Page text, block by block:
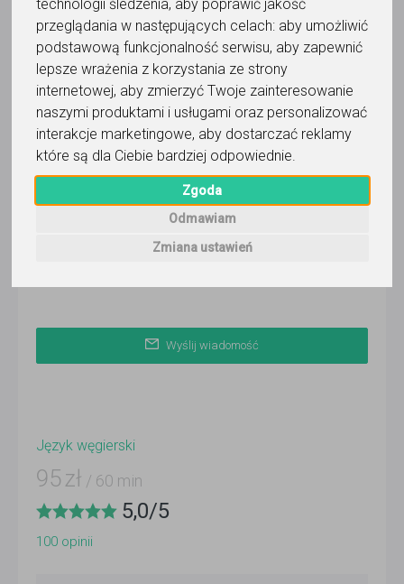
technologii śledzenia, aby poprawić jakość
przeglądania w następujących celach: aby umożliwić
podstawową funkcjonalność serwisu, aby zapewnić
lepsze wrażenia z korzystania ze strony
internetowej, aby zmierzyć Twoje zainteresowanie
naszymi produktami i usługami oraz personalizować
interakcje marketingowe, aby dostarczać reklamy
które są dla Ciebie bardziej odpowiednie.
Zgoda
Odmawiam
Zmiana ustawień
Wyślij wiadomość
Ostatnia aktywność:
Pokaż
Korepetytor prowadzi zajęcia online
Wyślij wiadomość
Język węgierski
95 zł / 60 min
5,0/5
100 opinii